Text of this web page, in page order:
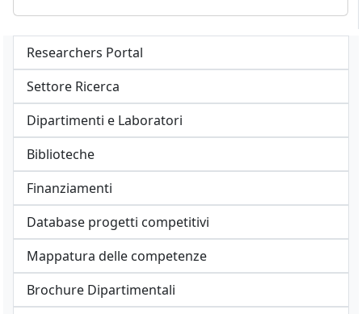
Researchers Portal
Settore Ricerca
Dipartimenti e Laboratori
Biblioteche
Finanziamenti
Database progetti competitivi
Mappatura delle competenze
Brochure Dipartimentali